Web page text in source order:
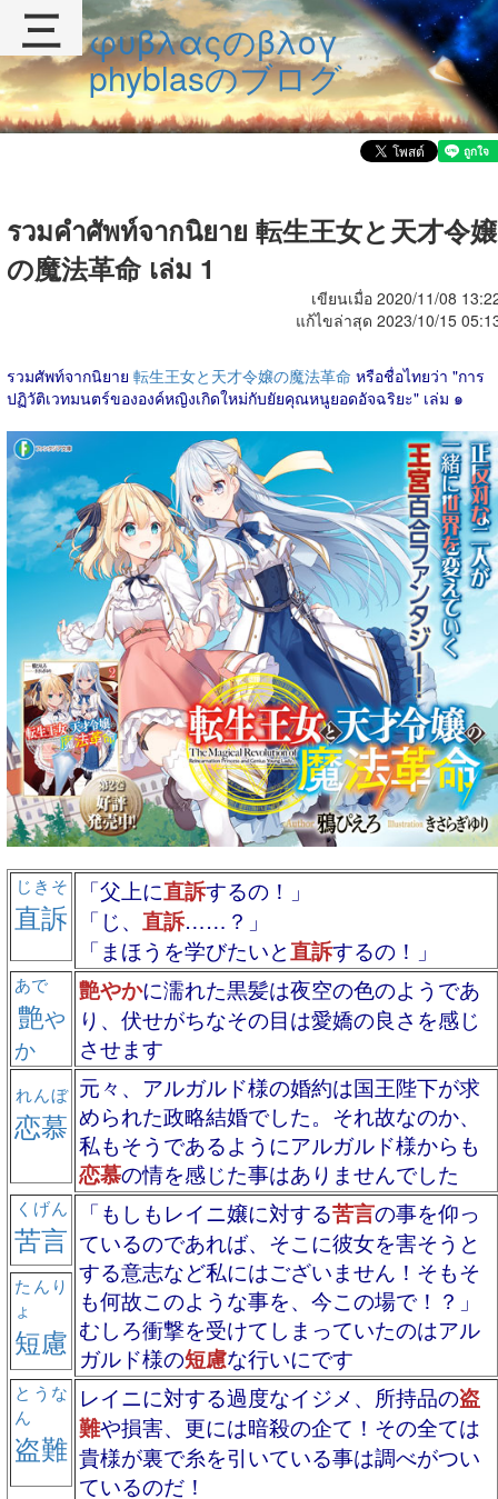
φυβλαςのβλογ
phyblasのブログ
รวมคำศัพท์จากนิยาย 転生王女と天才令嬢
の魔法革命 เล่ม 1
เขียนเมื่อ 2020/11/08
แก้ไขล่าสุด 2023/10/15
รวมศัพท์จากนิยาย 転生王女と天才令嬢の魔法革命 หรือชื่อไทยว่า "การ
ปฏิวัติเวทมนตร์ขององค์หญิงเกิดใหม่กับยัยคุณหนูยอดอัจฉริยะ" เล่ม ๑
直訴
じきそ 「父上に直訴するの！」
「じ、 直訴……？」
「まほうを学びたいと直訴するの！」
艶
あで
や
か
艶やかに濡れた黒髪は夜空の色のようであ
り、伏せがちなその目は愛嬌の良さを感じ
させます
恋慕
れんぼ 元々、アルガルド様の婚約は国王陛下が求
められた政略結婚でした。それ故なのか、
私もそうであるようにアルガルド様からも
恋慕の情を感じた事はありませんでした
苦言
くげん 「もしもレイニ嬢に対する苦言の事を仰っ
ているのであれば、そこに彼女を害そうと
する意志など私にはございません！そもそ
も何故このような事を、今この場で！？」
むしろ衝撃を受けてしまっていたのはアル
ガルド様の短慮な行いにです
短慮
たんり
ょ
盗難
とうな
ん
レイニに対する過度なイジメ、所持品の盗
難や損害、更には暗殺の企て！その全ては
貴様が裏で糸を引いている事は調べがつい
ているのだ！
三